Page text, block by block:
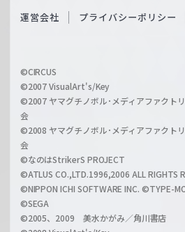
c
a
r
z
O
i
l
h
a
n
運営会社 プライバシーポリシー
©CIRCUS
©2007 VisualArt's/Key
©2007 ヤマグチノボル･メディアファクト
会
©2008 ヤマグチノボル･メディアファクト
会
©なのはStrikerS PROJECT
©ATLUS CO.,LTD.1996,2006 ALL RIGHTS
©NIPPON ICHI SOFTWARE INC. ©TYPE-
©SEGA
©2005、2009 美水かがみ／角川書店